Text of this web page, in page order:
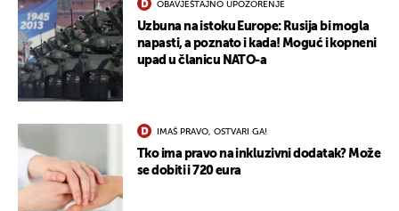
OBAVJEŠTAJNO UPOZORENJE
Uzbuna na istoku Europe: Rusija bi mogla
napasti, a poznato i kada! Moguć i kopneni
upad u članicu NATO-a
IMAŠ PRAVO, OSTVARI GA!
Tko ima pravo na inkluzivni dodatak? Može
se dobiti i 720 eura